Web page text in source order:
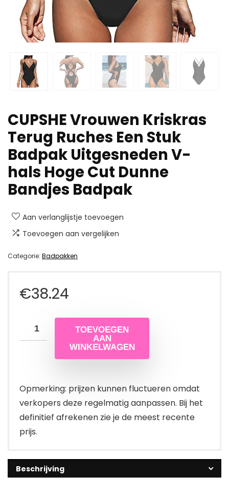
CUPSHE Vrouwen Kriskras
Terug Ruches Een Stuk
Badpak Uitgesneden V-
hals Hoge Cut Dunne
Bandjes Badpak
Aan verlanglijstje toevoegen
Toevoegen aan vergelijken
Categorie: Badpakken
€38.24
TOEVOEGEN
AAN
WINKELWAGEN
Opmerking: prijzen kunnen fluctueren omdat
verkopers deze regelmatig aanpassen. Bij het
definitief afrekenen zie je de meest recente
prijs.
Beschrijving